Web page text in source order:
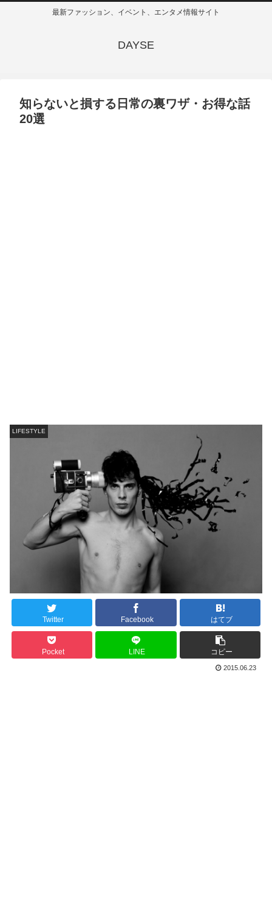
最新ファッション、イベント、エンタメ情報サイト
DAYSE
知らないと損する日常の裏ワザ・お得な話
20選
LIFESTYLE
Twitter Facebook はてブ
Pocket LINE コピー
2015.06.23